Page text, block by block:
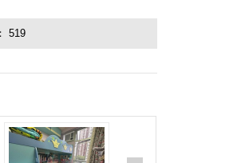
519